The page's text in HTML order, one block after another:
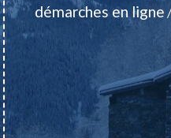
démarches en ligne /